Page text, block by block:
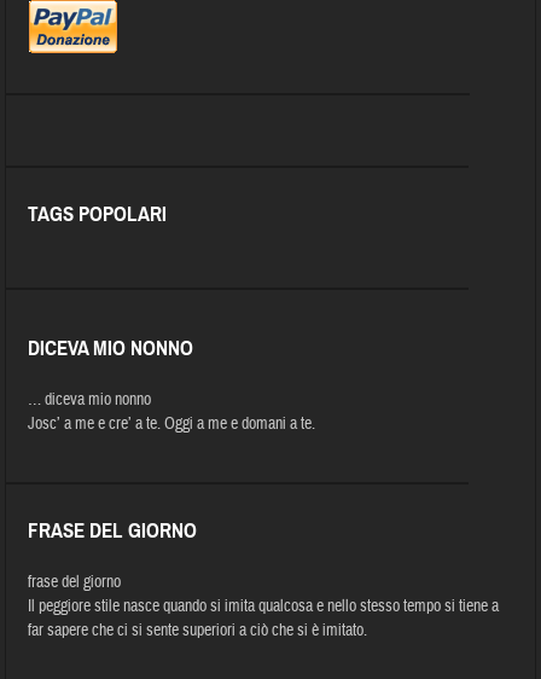
TAGS POPOLARI
DICEVA MIO NONNO
… diceva mio nonno
Josc’ a me e cre’ a te. Oggi a me e domani a te.
FRASE DEL GIORNO
frase del giorno
Il peggiore stile nasce quando si imita qualcosa e nello stesso tempo si tiene a
far sapere che ci si sente superiori a ciò che si è imitato.